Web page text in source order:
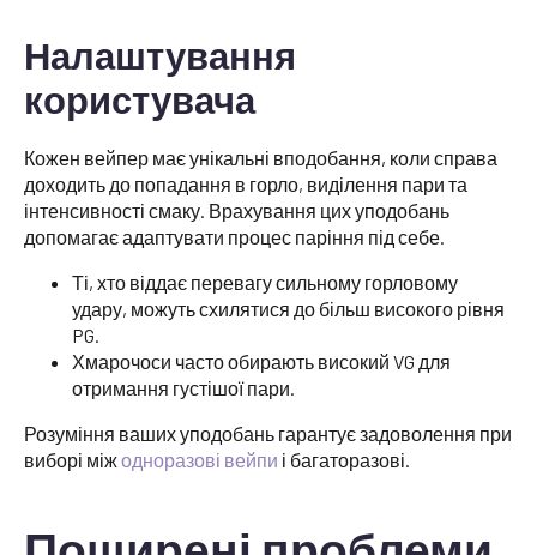
Налаштування
користувача
Кожен вейпер має унікальні вподобання, коли справа
доходить до попадання в горло, виділення пари та
інтенсивності смаку. Врахування цих уподобань
допомагає адаптувати процес паріння під себе.
Ті, хто віддає перевагу сильному горловому
удару, можуть схилятися до більш високого рівня
PG.
Хмарочоси часто обирають високий VG для
отримання густішої пари.
Розуміння ваших уподобань гарантує задоволення при
виборі міжодноразові вейпи і багаторазові.